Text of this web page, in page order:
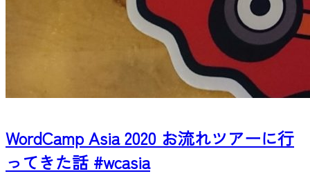
WordCamp Asia 2020 お流れツアーに行
ってきた話 #wcasia